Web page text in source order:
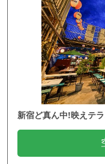
新宿ど真ん中!映えテ